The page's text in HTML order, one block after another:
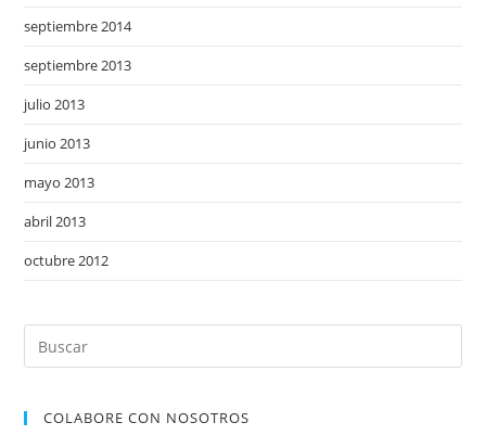
septiembre 2014
septiembre 2013
julio 2013
junio 2013
mayo 2013
abril 2013
octubre 2012
COLABORE CON NOSOTROS